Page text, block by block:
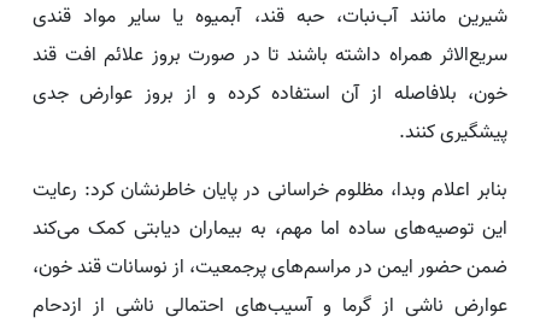
شیرین مانند آب‌نبات، حبه قند، آبمیوه یا سایر مواد قندی
سریع‌الاثر همراه داشته باشند تا در صورت بروز علائم افت قند
خون، بلافاصله از آن استفاده کرده و از بروز عوارض جدی
پیشگیری کنند.
بنابر اعلام وبدا، مظلوم خراسانی در پایان خاطرنشان کرد: رعایت
این توصیه‌های ساده اما مهم، به بیماران دیابتی کمک می‌کند
ضمن حضور ایمن در مراسم‌های پرجمعیت، از نوسانات قند خون،
عوارض ناشی از گرما و آسیب‌های احتمالی ناشی از ازدحام